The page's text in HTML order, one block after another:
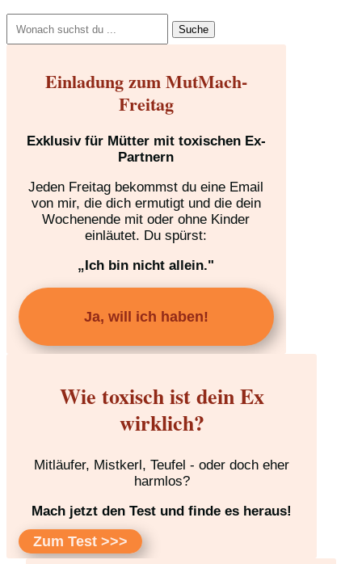
nach:
Einladung zum MutMach-
Freitag
Exklusiv für Mütter mit toxischen Ex-
Partnern
Jeden Freitag bekommst du eine Email
von mir, die dich ermutigt und die dein
Wochenende mit oder ohne Kinder
einläutet. Du spürst:
„Ich bin nicht allein."
Ja, will ich haben!
Wie toxisch ist dein Ex
wirklich?
Mitläufer, Mistkerl, Teufel - oder doch eher
harmlos?
Mach jetzt den Test und finde es heraus!
Zum Test >>>